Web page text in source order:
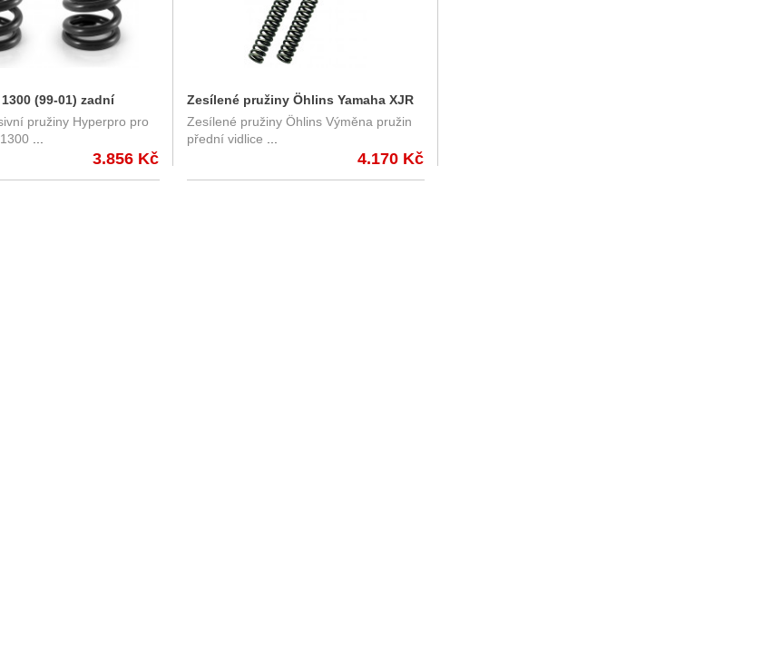
(99-01) zadní
černé
pružiny Hyperpro pro
3.856 Kč
Zesílené pružiny Öhlins Yamaha XJR
1300 (99-01)
Zesílené pružiny Öhlins Výměna pružin
přední vidlice
4.170 Kč